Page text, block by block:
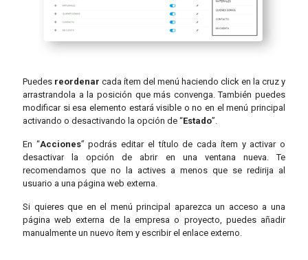
Puedes reordenar cada ítem del menú haciendo click en la cruz y
arrastrandola a la posición que más convenga. También puedes
modificar si esa elemento estará visible o no en el menú principal
activando o desactivando la opción de “Estado”.
En “Acciones” podrás editar el título de cada ítem y activar o
desactivar la opción de abrir en una ventana nueva. Te
recomendamos que no la actives a menos que se redirija al
usuario a una página web externa.
Si quieres que en el menú principal aparezca un acceso a una
página web externa de la empresa o proyecto, puedes añadir
manualmente un nuevo ítem y escribir el enlace externo.